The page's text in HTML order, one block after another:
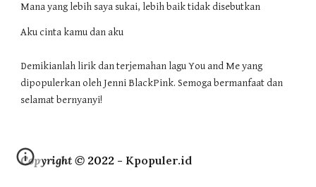
Mana yang lebih saya sukai, lebih baik tidak disebutkan
Aku cinta kamu dan aku
Demikianlah lirik dan terjemahan lagu You and Me yang
dipopulerkan oleh Jenni BlackPink. Semoga bermanfaat dan
selamat bernyanyi!
Copyright © 2022 - Kpopuler.id